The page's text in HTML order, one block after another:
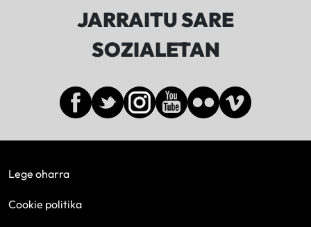
JARRAITU SARE
SOZIALETAN
Lege oharra
Cookie politika